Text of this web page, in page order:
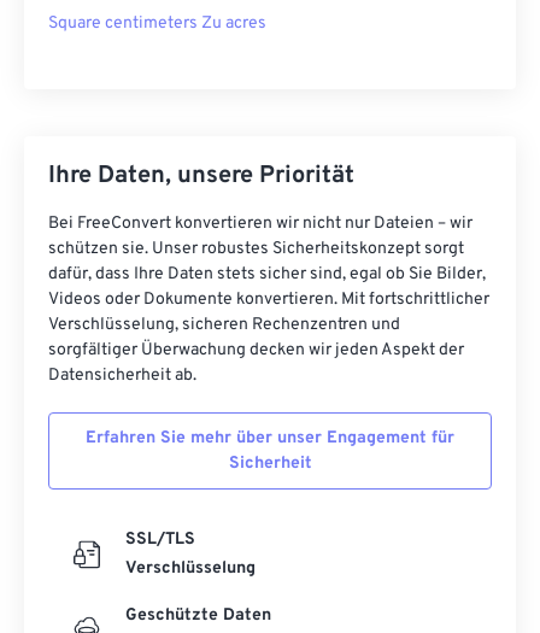
Square centimeters Zu acres
Ihre Daten, unsere Priorität
Bei FreeConvert konvertieren wir nicht nur Dateien – wir
schützen sie. Unser robustes Sicherheitskonzept sorgt
dafür, dass Ihre Daten stets sicher sind, egal ob Sie Bilder,
Videos oder Dokumente konvertieren. Mit fortschrittlicher
Verschlüsselung, sicheren Rechenzentren und
sorgfältiger Überwachung decken wir jeden Aspekt der
Datensicherheit ab.
Erfahren Sie mehr über unser Engagement für
Sicherheit
SSL/TLS
Verschlüsselung
Geschützte Daten